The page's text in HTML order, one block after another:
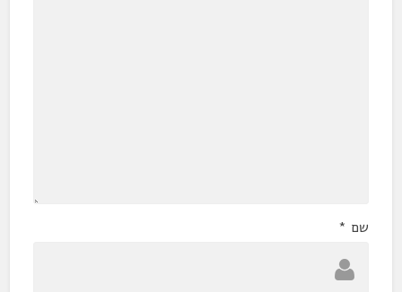
שם *